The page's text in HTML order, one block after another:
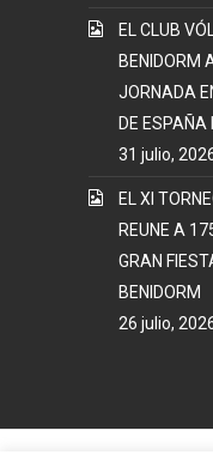
EL CLUB
BENIDORM
JORNADA
DE ESPAÑA
31 julio,
EL XI
REUNE A
GRAN
BENIDORM
26 julio,